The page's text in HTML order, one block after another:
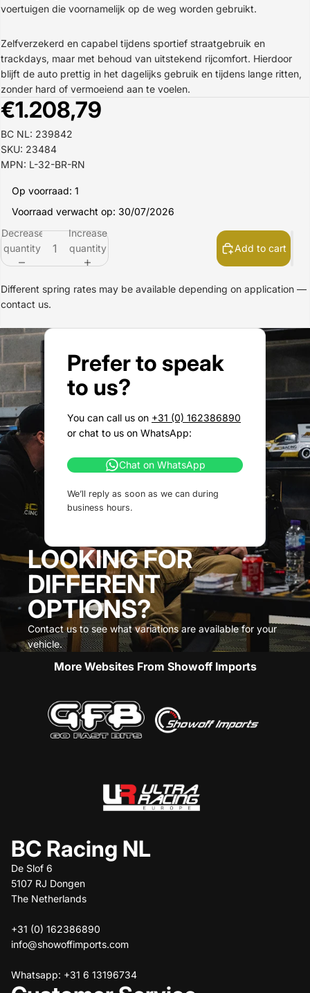
voertuigen die voornamelijk op de weg worden gebruikt.
Zelfverzekerd en capabel tijdens sportief straatgebruik en
trackdays, maar met behoud van uitstekend rijcomfort. Hierdoor
blijft de auto prettig in het dagelijks gebruik en tijdens lange ritten,
zonder hard of vermoeiend aan te voelen.
€1.208,79
BC NL: 239842
SKU: 23484
MPN: L-32-BR-RN
Op voorraad: 1
Voorraad verwacht op: 30/07/2026
Decrease
quantity
Increase
quantity
Add to cart
Different spring rates may be available depending on application —
contact us.
Prefer to speak
to us?
You can call us on +31 (0) 162386890
or chat to us on WhatsApp:
Chat on WhatsApp
We’ll reply as soon as we can during
business hours.
LOOKING FOR
DIFFERENT
OPTIONS?
Contact us to see what variations are available for your
vehicle.
More Websites From Showoff Imports
BC Racing NL
De Slof 6
5107 RJ Dongen
The Netherlands
+31 (0) 162386890
info@showoffimports.com
Whatsapp: +31 6 13196734